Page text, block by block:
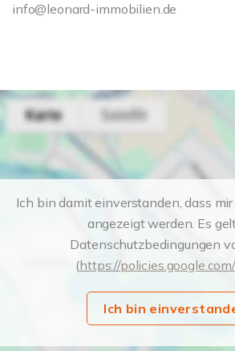
info@leonard-immobilien.de
Ich bin damit einverstanden, dass
angezeigt werden. Es
Datenschutzbedingungen
(https://
Ich bin